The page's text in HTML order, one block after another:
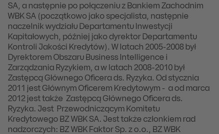
SA, a następnie po połączeniu z Bankiem Zachodnim
WBK SA (początkowo jako specjalista, następnie
naczelnik wydziału Departamentu Inwestycji
Kapitałowych, później jako dyrektor Departamentu
Kontroli Jakości Kredytów). W latach 2005-2008 był
Dyrektorem Obszaru Business Intelligence i
Zarządzania Ryzykiem, a w latach 2008-2010 był
Zastępcą Głównego Oficera ds. Ryzyka. Od stycznia
2011 jest Głównym Oficerem Kredytowym - a od marca
2012 jest także Zastępcą Głównego Oficera ds.
Ryzyka. Jest Przewodniczącym Komitetu
Kredytowego BZ WBK SA. Jest także członkiem rad
nadzorczych: BZ WBK Faktor Sp. z o.o., BZ WBK